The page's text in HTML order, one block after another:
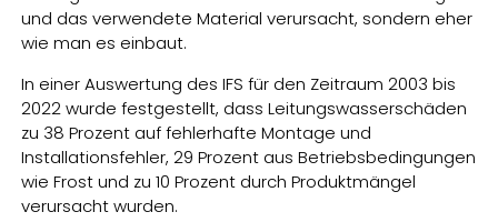
und das verwendete Material verursacht, sondern eher
wie man es einbaut.
In einer Auswertung des IFS für den Zeitraum 2003 bis
2022 wurde festgestellt, dass Leitungswasserschäden
zu 38 Prozent auf fehlerhafte Montage und
Installationsfehler, 29 Prozent aus Betriebsbedingungen
wie Frost und zu 10 Prozent durch Produktmängel
verursacht wurden.